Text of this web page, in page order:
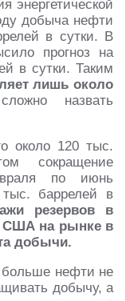
энергетической
добыча нефти
в сутки. В
прогноз на
в сутки. Таким
лишь около
назвать
около 120 тыс.
сокращение
по июнь
тыс. баррелей в
резервов в
США на рынке в
добычи.
нефти не
добычу, а